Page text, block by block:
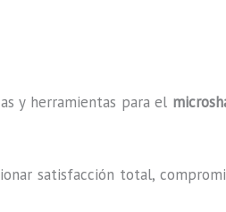
y herramientas para el
satisfacción total,